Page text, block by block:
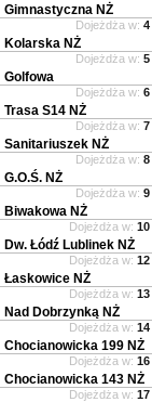
Gimnastyczna NŻ
Dojeżdża w:
Kolarska NŻ
Dojeżdża w:
Golfowa
Dojeżdża w:
Trasa S14 NŻ
Dojeżdża w:
Sanitariuszek NŻ
Dojeżdża w:
G.O.Ś. NŻ
Dojeżdża w:
Biwakowa NŻ
Dojeżdża w:
Dw. Łódź Lublinek NŻ
Dojeżdża w:
Łaskowice NŻ
Dojeżdża w:
Nad Dobrzynką NŻ
Dojeżdża w:
Chocianowicka 199 NŻ
Dojeżdża w:
Chocianowicka 143 NŻ
Dojeżdża w: